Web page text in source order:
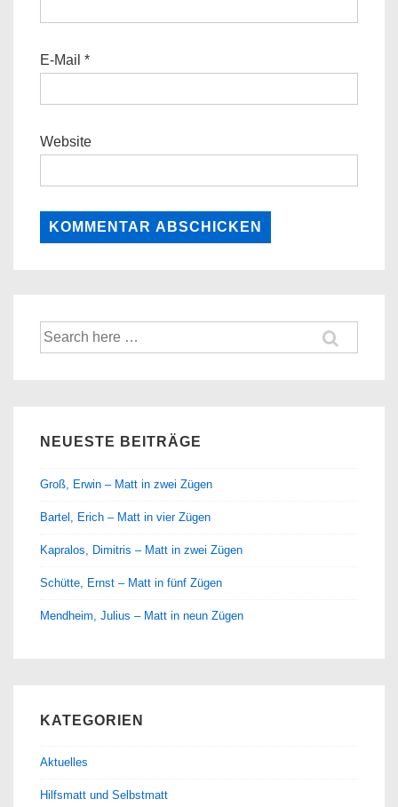
E-Mail *
Website
Suche
nach:
NEUESTE BEITRÄGE
Groß, Erwin – Matt in zwei Zügen
Bartel, Erich – Matt in vier Zügen
Kapralos, Dimitris – Matt in zwei Zügen
Schütte, Ernst – Matt in fünf Zügen
Mendheim, Julius – Matt in neun Zügen
KATEGORIEN
Aktuelles
Hilfsmatt und Selbstmatt